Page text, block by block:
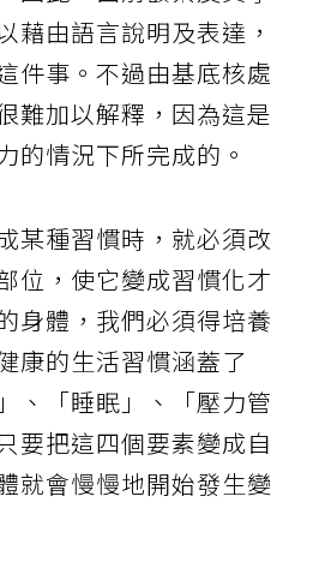
藉由語言說明及表達，
件事。不過由基底核處
難加以解釋，因為這是
的情況下所完成的。
某種習慣時，就必須改
位，使它變成習慣化才
身體，我們必須得培養
康的生活習慣涵蓋了
、「睡眠」、「壓力管
要把這四個要素變成自
就會慢慢地開始發生變